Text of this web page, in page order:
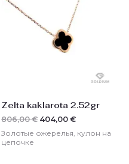
Zelta kaklarota 2.52gr
806,00€
806,00 €.
404,00 €
Золотые ожерелья, кулон на
цепочке